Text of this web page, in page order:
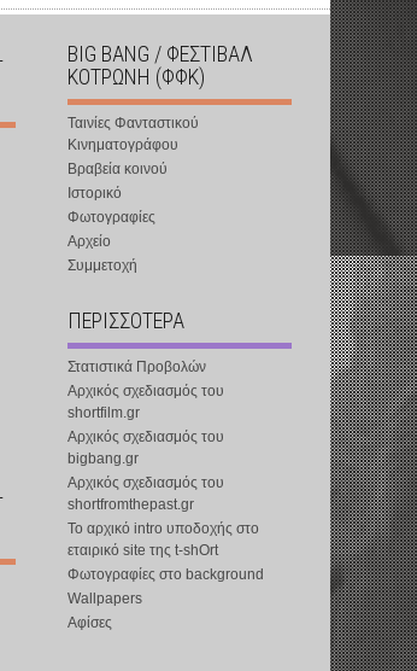
BIG BANG / ΦΕΣΤΙΒΑΛ
ΚΟΤΡΩΝΗ (ΦΦΚ)
Ταινίες Φανταστικού
Κινηματογράφου
Βραβεία κοινού
Ιστορικό
Φωτογραφίες
Αρχείο
Συμμετοχή
ΠΕΡΙΣΣΟΤΕΡΑ
Στατιστικά Προβολών
Αρχικός σχεδιασμός του
shortfilm.gr
Αρχικός σχεδιασμός του
bigbang.gr
Αρχικός σχεδιασμός του
shortfromthepast.gr
Το αρχικό intro υποδοχής στο
εταιρικό site της t-shOrt
Φωτογραφίες στο background
Wallpapers
Αφίσες